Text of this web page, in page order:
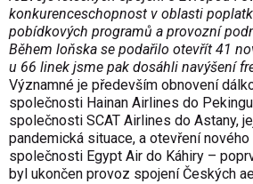
konkurenceschopnost v oblasti
pobídkových programů a provozní
Během loňska se podařilo otevřít 41
u 66 linek jsme pak dosáhli navýšení
Významné je především obnovení
společnosti Hainan Airlines do
společnosti SCAT Airlines do Astany,
pandemická situace, a otevření
společnosti Egypt Air do Káhiry –
byl ukončen provoz spojení Českých